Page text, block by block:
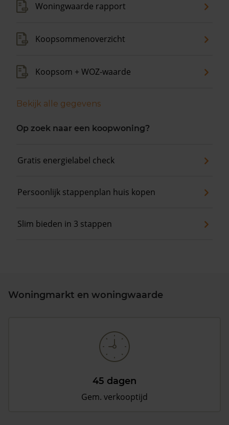
Woningwaarde rapport
Koopsommenoverzicht
Koopsom + WOZ-waarde
Bekijk alle gegevens
Op zoek naar een koopwoning?
Gratis energielabel check
Persoonlijk stappenplan huis kopen
Slim bieden in 3 stappen
Woningmarkt en woningwaarde
45 dagen
Gem. verkooptijd